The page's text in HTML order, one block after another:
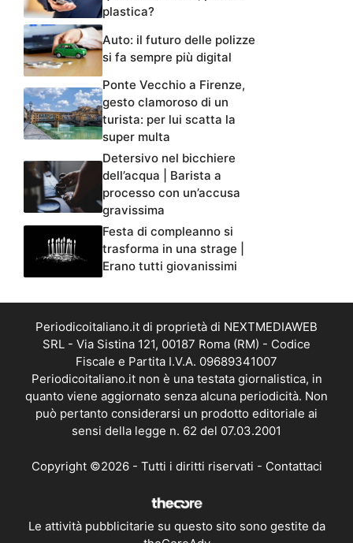
plastica?
Auto: il futuro delle polizze
si fa sempre più digital
Ponte Vecchio a Firenze,
gesto clamoroso di un
turista: per lui scatta la
super multa
Detersivo nel bicchiere
dell’acqua | Barista a
processo con un’accusa
gravissima
Festa di compleanno si
trasforma in una strage |
Erano tutti giovanissimi
Periodicoitaliano.it di proprietà di NEXTMEDIAWEB
SRL - Via Sistina 121, 00187 Roma (RM) - Codice
Fiscale e Partita I.V.A. 09689341007
Periodicoitaliano.it non è una testata giornalistica, in
quanto viene aggiornato senza alcuna periodicità. Non
può pertanto considerarsi un prodotto editoriale ai
sensi della legge n. 62 del 07.03.2001
Copyright ©2026 - Tutti i diritti riservati - Contattaci
Le attività pubblicitarie su questo sito sono gestite da